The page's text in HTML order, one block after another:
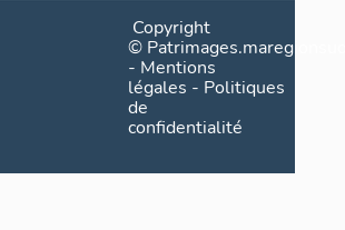
une étable
couverte par
Copyright
©
- Mentions
légales - Politiques
de
confidentialité